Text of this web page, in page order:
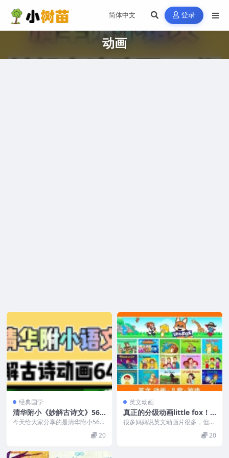
登录
动画
经典国学
清华附小《妙解古诗文》56
集动画（MP4视频）
今天给大家分享的是清华附小56集
《妙解古诗文》，大语文时代，必
20
英文动画
真正的分级动画little fox！1
-9级无痛从启蒙到高阶
很多妈妈说英文动画片很多，但是
看完一个不知道下一个要看什么，
20